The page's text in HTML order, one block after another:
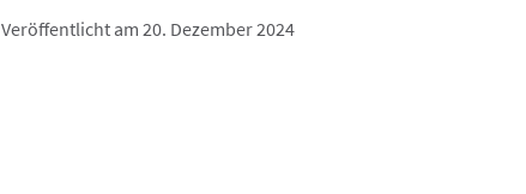
Veröffentlicht am 20. Dezember 2024